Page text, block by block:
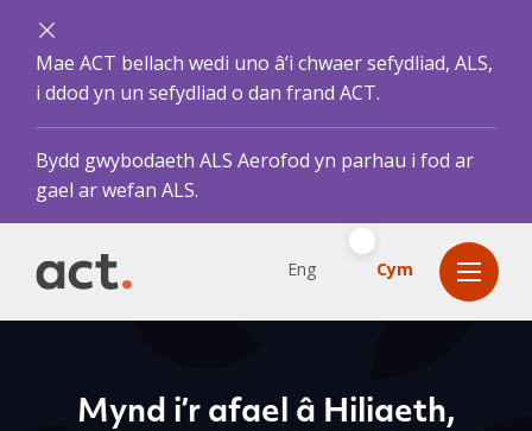
Mae ACT bellach wedi uno â’i chwaer sefydliad, ALS,
i ddod yn un sefydliad o dan frand ACT.
Bydd gwybodaeth ALS Aerofod yn parhau i fod ar
gael ar wefan ALS.
Eng Cym
Mynd i’r afael â Hiliaeth,